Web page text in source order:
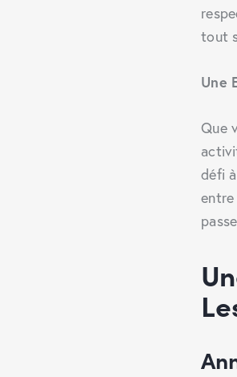
tout
Une
Que
défi